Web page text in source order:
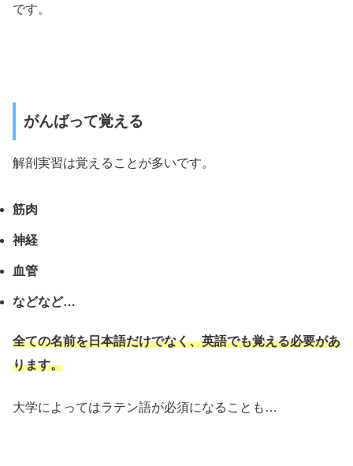
です。
がんばって覚える
解剖実習は覚えることが多いです。
筋肉
神経
血管
などなど…
全ての名前を日本語だけでなく、英語でも覚える必要があ
ります。
大学によってはラテン語が必須になることも…